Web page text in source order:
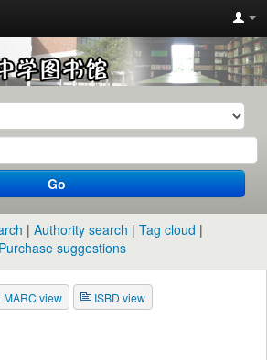
Go
Authority search
Tag cloud
Purchase suggestions
MARC view ISBD view